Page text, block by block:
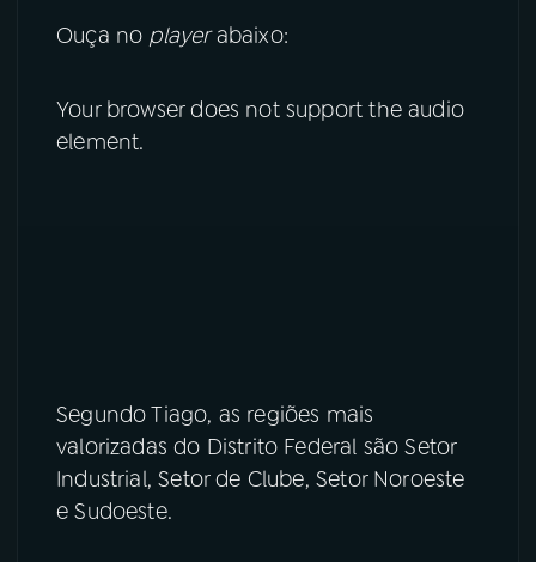
07ÚLTIMAS
Instagram X
TikTok
Ouça no playerabaixo:
Your browser does not support the audio
element.
Segundo Tiago, as regiões mais
valorizadas do Distrito Federal são Setor
Industrial, Setor de Clube, Setor Noroeste
e Sudoeste.